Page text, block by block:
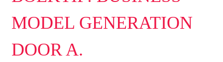
MODEL GENERATION
DOOR A.